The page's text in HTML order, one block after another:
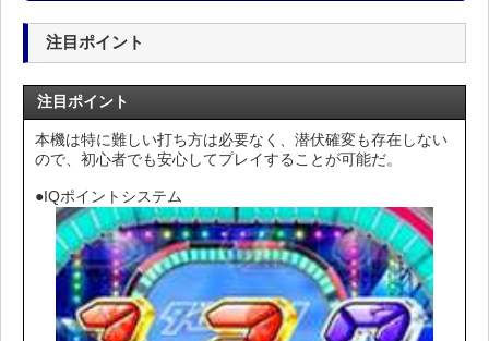
注目ポイント
注目ポイント
本機は特に難しい打ち方は必要なく、潜伏確変も存在しない
ので、初心者でも安心してプレイすることが可能だ。
●IQポイントシステム